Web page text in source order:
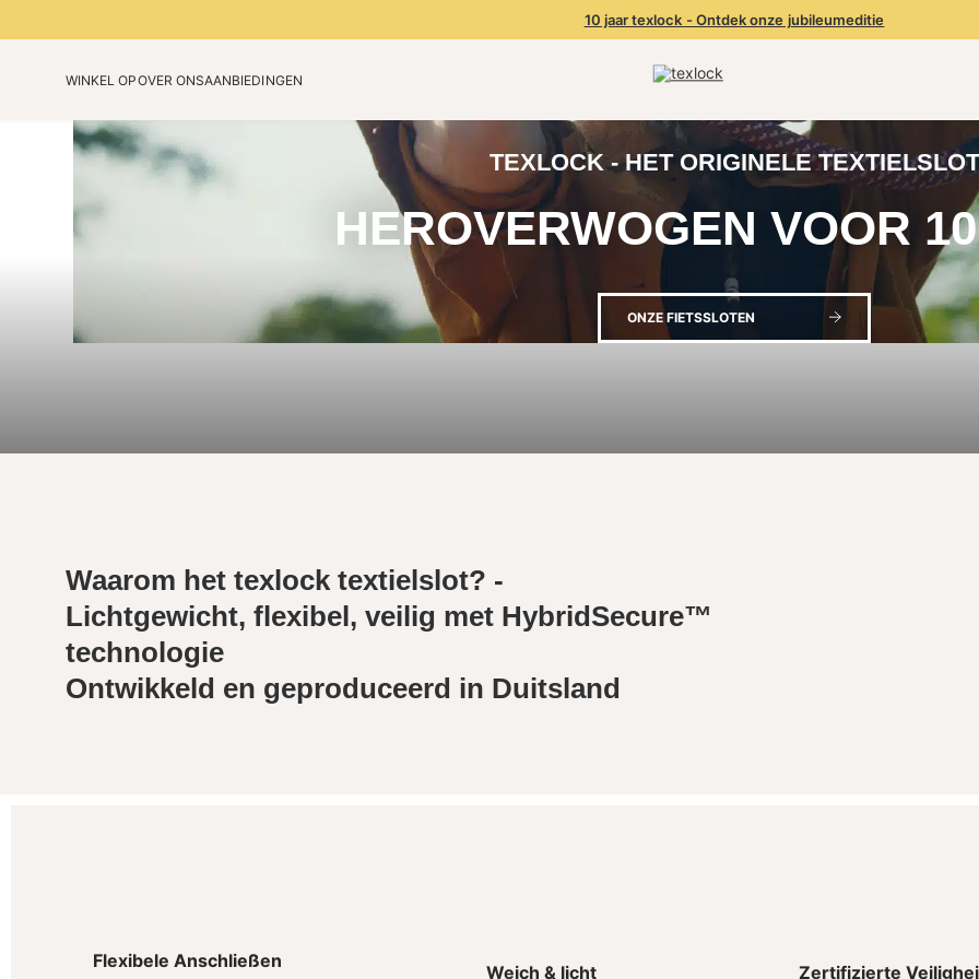
10 jaar texlock - Ontdek onze jubileumeditie
WINKEL OPOVER ONS
Ons verhaal
Blog
AANBIEDINGEN
Beperkte kleuren 2026
TEXLOCK - HET ORIGINELE TEXTIELSLOT
HEROVERWOGEN VOOR
ONZE FIETSSLOTEN
Waarom het texlock textielslot? -
Lichtgewicht, flexibel, veilig met HybridSecure™
technologie
Ontwikkeld en geproduceerd in Duitsland
Flexibele Anschließen
Weich & licht Zertifizierte